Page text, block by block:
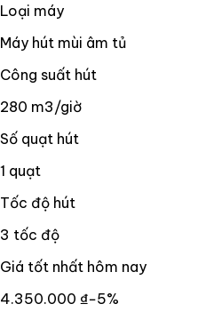
Loại máy
Máy hút mùi âm tủ
Công suất hút
280 m3/giờ
Số quạt hút
1 quạt
Tốc độ hút
3 tốc độ
Giá tốt nhất hôm nay
4.350.000 ₫−5%